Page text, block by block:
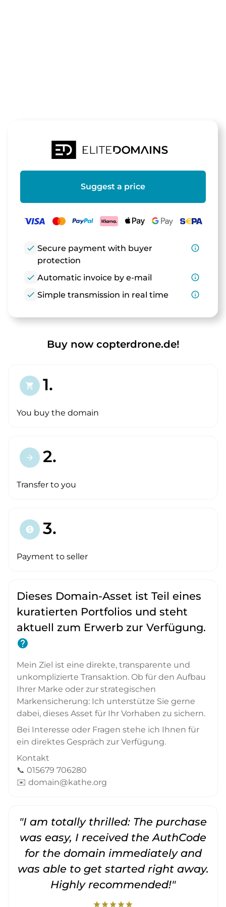
Suggest a price
check Secure payment with buyer
protection
info_outline
check Automatic invoice by e-mail
info_outline
check Simple transmission in real time info_outline
Buy now copterdrone.de!
shopping_cart 1.
You buy the domain
arrow_forward 2.
Transfer to you
paid 3.
Payment to seller
Dieses Domain-Asset ist Teil eines
kuratierten Portfolios und steht
aktuell zum Erwerb zur Verfügung.
help
Mein Ziel ist eine direkte, transparente und
unkomplizierte Transaktion. Ob für den Aufbau
Ihrer Marke oder zur strategischen
Markensicherung: Ich unterstütze Sie gerne
dabei, dieses Asset für Ihr Vorhaben zu sichern.
Bei Interesse oder Fragen stehe ich Ihnen für
ein direktes Gespräch zur Verfügung.
Kontakt
📞 015679 706280
✉️ domain@kathe.org
"I am totally thrilled: The purchase
was easy, I received the AuthCode
for the domain immediately and
was able to get started right away.
Highly recommended!"
starstarstarstarstar